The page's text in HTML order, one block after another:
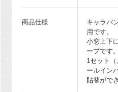
商品仕様
キャラバ
用です。
小窓上下
ープです。
1セット
ールイン
貼替がで